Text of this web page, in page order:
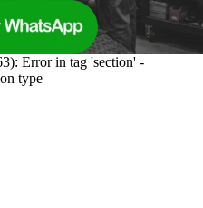
Error in tag 'section' -
type